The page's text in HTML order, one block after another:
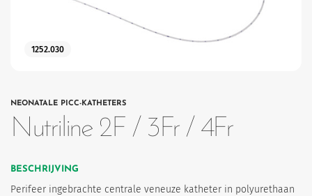
1252.030
NEONATALE PICC-KATHETERS
Nutriline 2F / 3Fr / 4Fr
BESCHRIJVING
Perifeer ingebrachte centrale veneuze katheter in polyurethaan